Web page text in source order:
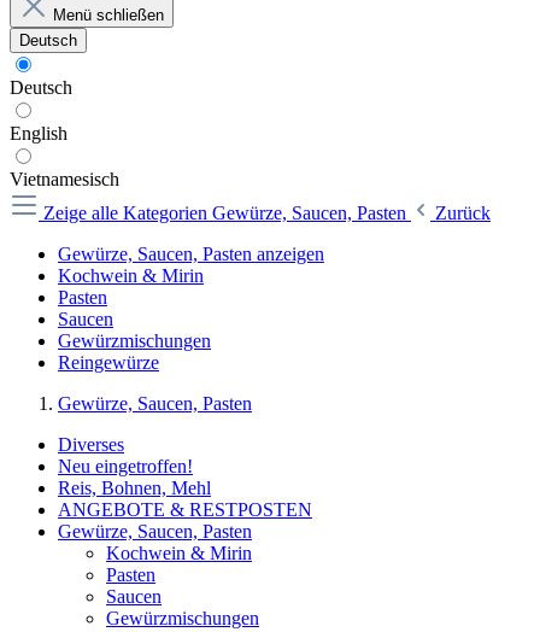
Menü schließen
Deutsch
Deutsch
English
Vietnamesisch
Zeige alle Kategorien Gewürze, Saucen, Pasten
Zurück
Gewürze, Saucen, Pasten anzeigen
Kochwein & Mirin
Pasten
Saucen
Gewürzmischungen
Reingewürze
Gewürze, Saucen, Pasten
Diverses
Neu eingetroffen!
Reis, Bohnen, Mehl
ANGEBOTE & RESTPOSTEN
Gewürze, Saucen, Pasten
Kochwein & Mirin
Pasten
Saucen
Gewürzmischungen